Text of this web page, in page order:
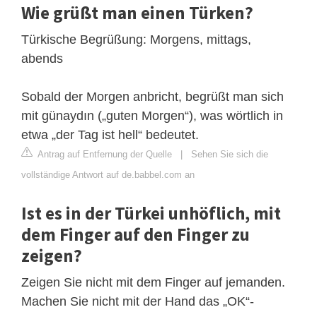
Wie grüßt man einen Türken?
Türkische Begrüßung: Morgens, mittags,
abends
Sobald der Morgen anbricht, begrüßt man sich
mit günaydın („guten Morgen“), was wörtlich in
etwa „der Tag ist hell“ bedeutet.
Antrag auf Entfernung der Quelle | Sehen Sie sich die
vollständige Antwort auf de.babbel.com an
Ist es in der Türkei unhöflich, mit
dem Finger auf den Finger zu
zeigen?
Zeigen Sie nicht mit dem Finger auf jemanden.
Machen Sie nicht mit der Hand das „OK“-